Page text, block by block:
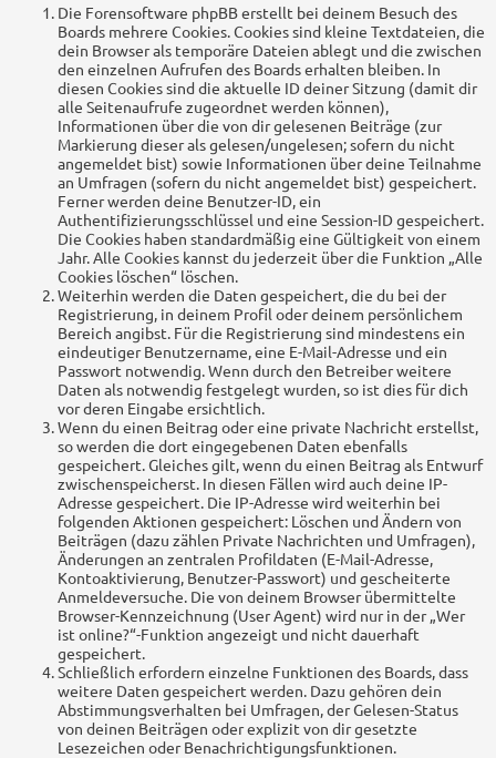
Die Forensoftware phpBB erstellt bei deinem Besuch des
Boards mehrere Cookies. Cookies sind kleine Textdateien, die
dein Browser als temporäre Dateien ablegt und die zwischen
den einzelnen Aufrufen des Boards erhalten bleiben. In
diesen Cookies sind die aktuelle ID deiner Sitzung (damit dir
alle Seitenaufrufe zugeordnet werden können),
Informationen über die von dir gelesenen Beiträge (zur
Markierung dieser als gelesen/ungelesen; sofern du nicht
angemeldet bist) sowie Informationen über deine Teilnahme
an Umfragen (sofern du nicht angemeldet bist) gespeichert.
Ferner werden deine Benutzer-ID, ein
Authentifizierungsschlüssel und eine Session-ID gespeichert.
Die Cookies haben standardmäßig eine Gültigkeit von einem
Jahr. Alle Cookies kannst du jederzeit über die Funktion „Alle
Cookies löschen“ löschen.
Weiterhin werden die Daten gespeichert, die du bei der
Registrierung, in deinem Profil oder deinem persönlichem
Bereich angibst. Für die Registrierung sind mindestens ein
eindeutiger Benutzername, eine E-Mail-Adresse und ein
Passwort notwendig. Wenn durch den Betreiber weitere
Daten als notwendig festgelegt wurden, so ist dies für dich
vor deren Eingabe ersichtlich.
Wenn du einen Beitrag oder eine private Nachricht erstellst,
so werden die dort eingegebenen Daten ebenfalls
gespeichert. Gleiches gilt, wenn du einen Beitrag als Entwurf
zwischenspeicherst. In diesen Fällen wird auch deine IP-
Adresse gespeichert. Die IP-Adresse wird weiterhin bei
folgenden Aktionen gespeichert: Löschen und Ändern von
Beiträgen (dazu zählen Private Nachrichten und Umfragen),
Änderungen an zentralen Profildaten (E-Mail-Adresse,
Kontoaktivierung, Benutzer-Passwort) und gescheiterte
Anmeldeversuche. Die von deinem Browser übermittelte
Browser-Kennzeichnung (User Agent) wird nur in der „Wer
ist online?“-Funktion angezeigt und nicht dauerhaft
gespeichert.
Schließlich erfordern einzelne Funktionen des Boards, dass
weitere Daten gespeichert werden. Dazu gehören dein
Abstimmungsverhalten bei Umfragen, der Gelesen-Status
von deinen Beiträgen oder explizit von dir gesetzte
Lesezeichen oder Benachrichtigungsfunktionen.